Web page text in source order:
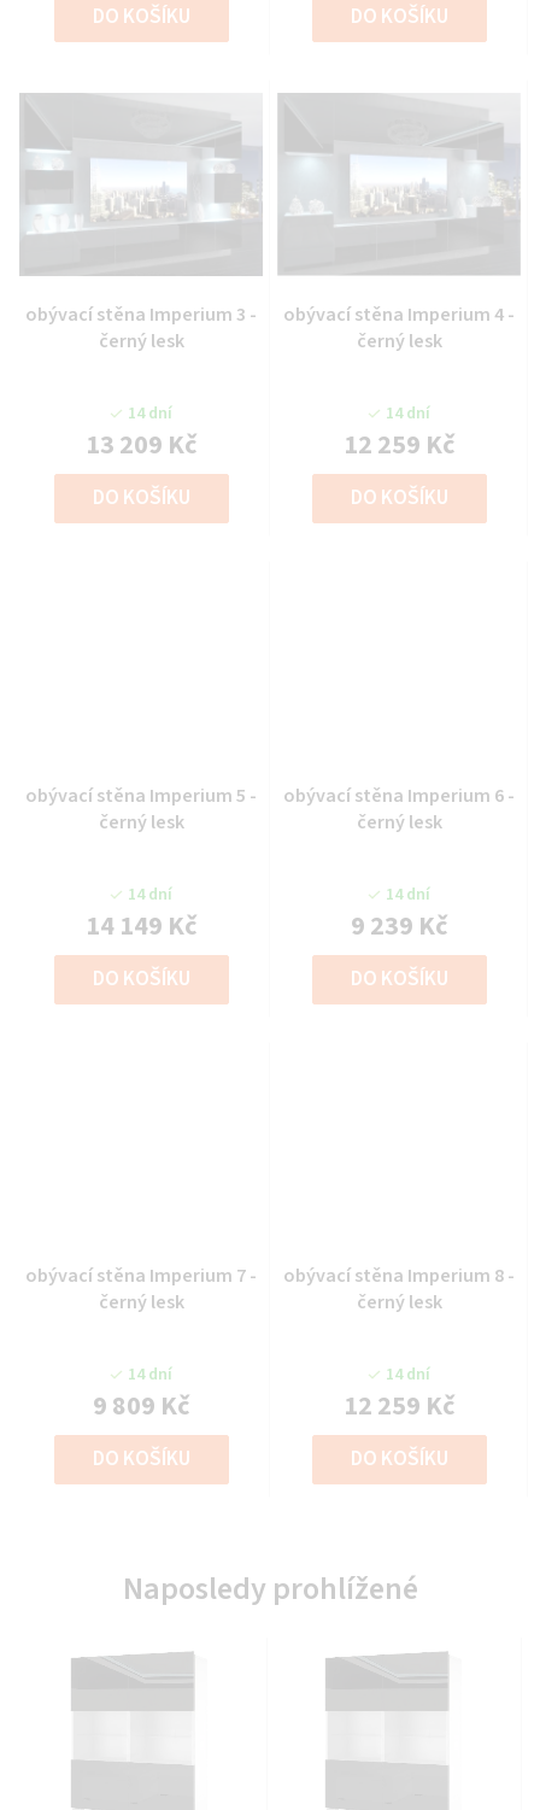
DO KOŠÍKU DO KOŠÍKU
obývací stěna Imperium 3 -
černý lesk
14 dní
13 209 Kč
DO KOŠÍKU
obývací stěna Imperium 4 -
černý lesk
14 dní
12 259 Kč
DO KOŠÍKU
obývací stěna Imperium 5 -
černý lesk
14 dní
14 149 Kč
DO KOŠÍKU
obývací stěna Imperium 6 -
černý lesk
14 dní
9 239 Kč
DO KOŠÍKU
obývací stěna Imperium 7 -
černý lesk
14 dní
9 809 Kč
DO KOŠÍKU
obývací stěna Imperium 8 -
černý lesk
14 dní
12 259 Kč
DO KOŠÍKU
Naposledy prohlížené